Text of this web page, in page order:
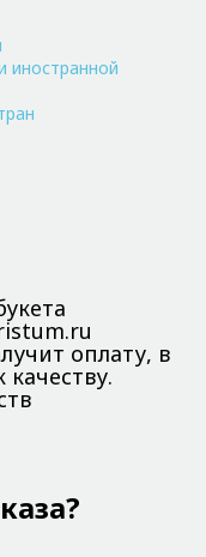
иностранной
оплату, в
качеству.